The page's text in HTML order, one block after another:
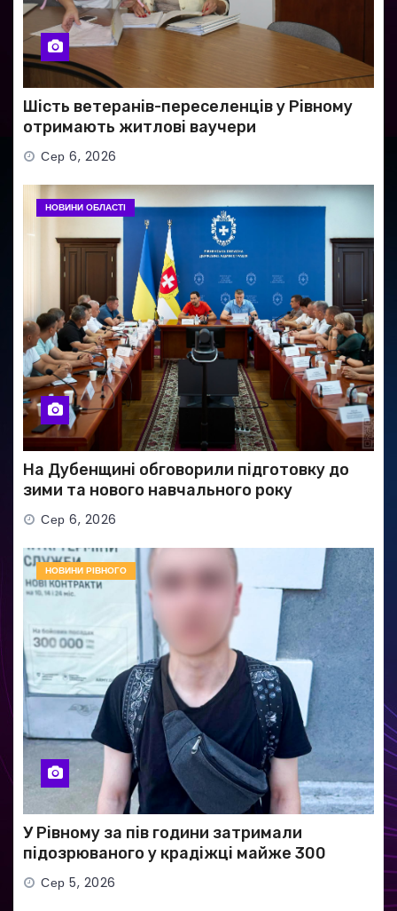
Шість ветеранів-переселенців у Рівному
отримають житлові ваучери
Сер 6, 2026
НОВИНИ ОБЛАСТІ
На Дубенщині обговорили підготовку до
зими та нового навчального року
Сер 6, 2026
НОВИНИ РІВНОГО
У Рівному за пів години затримали
підозрюваного у крадіжці майже 300
тисяч гривень
Сер 5, 2026